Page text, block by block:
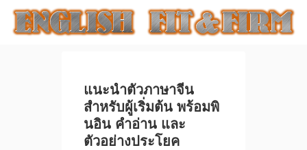
แนะนำตัวภาษาจีน
สำหรับผู้เริ่มต้น พร้อมพิ
นอิน คำอ่าน และ
ตัวอย่างประโยค